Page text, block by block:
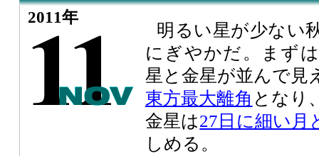
2011年
明るい星が少ない
にぎやかだ。まず
星と金星が並んで見
東方最大離角 となり
金星は27日に細い月
しめる。